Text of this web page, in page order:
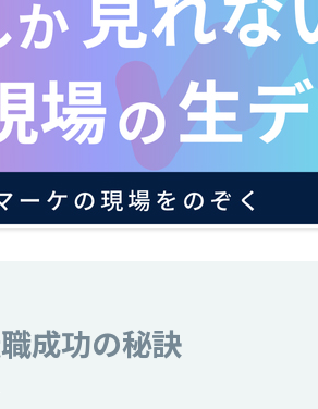
成功の秘訣